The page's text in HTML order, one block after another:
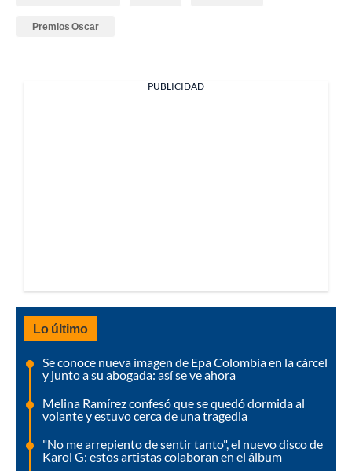
Premios Oscar
PUBLICIDAD
Lo último
Se conoce nueva imagen de Epa Colombia en la cárcel
y junto a su abogada: así se ve ahora
Melina Ramírez confesó que se quedó dormida al
volante y estuvo cerca de una tragedia
"No me arrepiento de sentir tanto", el nuevo disco de
Karol G: estos artistas colaboran en el álbum